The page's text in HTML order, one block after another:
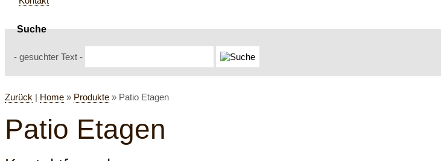
Suche
- gesuchter Text -
Zurück | Home » Produkte » Patio Etagen
Patio Etagen